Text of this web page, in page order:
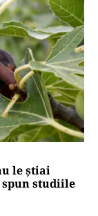
le știai
studiile